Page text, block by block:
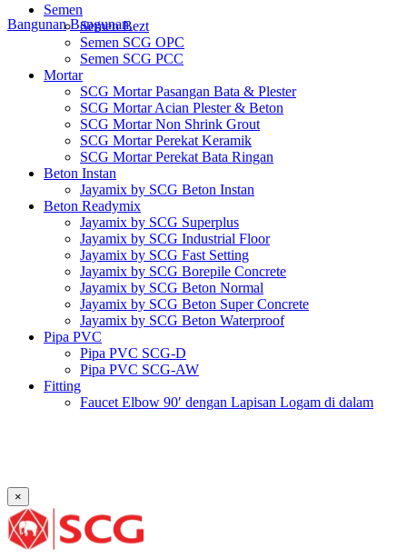
Bangunan Bangunan
Semen
Semen Bezt
Semen SCG OPC
Semen SCG PCC
Mortar
SCG Mortar Pasangan Bata & Plester
SCG Mortar Acian Plester & Beton
SCG Mortar Non Shrink Grout
SCG Mortar Perekat Keramik
SCG Mortar Perekat Bata Ringan
Beton Instan
Jayamix by SCG Beton Instan
Beton Readymix
Jayamix by SCG Superplus
Jayamix by SCG Industrial Floor
Jayamix by SCG Fast Setting
Jayamix by SCG Borepile Concrete
Jayamix by SCG Beton Normal
Jayamix by SCG Beton Super Concrete
Jayamix by SCG Beton Waterproof
Pipa PVC
Pipa PVC SCG-D
Pipa PVC SCG-AW
Fitting
Faucet Elbow 90′ dengan Lapisan Logam di dalam
Plug SCG AW
Shinkolite
Atap Akrilik Shinkolite Shade
×